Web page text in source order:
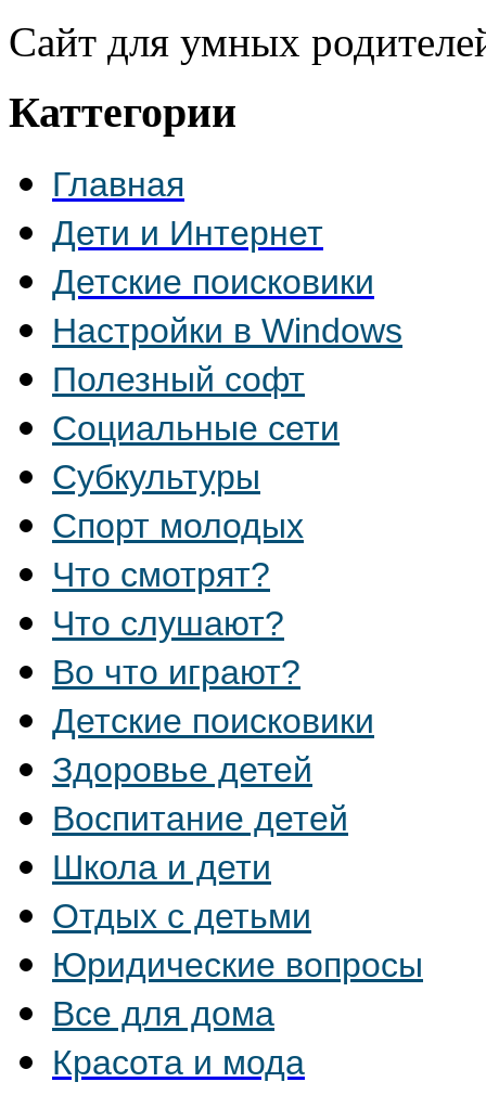
Сайт для умных
Каттегории
Главная
Дети и Интернет
Детские поисковики
Настройки в Windows
Полезный софт
Социальные сети
Субкультуры
Спорт молодых
Что смотрят?
Что слушают?
Во что играют?
Детские поисковики
Здоровье детей
Воспитание детей
Школа и дети
Отдых с детьми
Юридические вопросы
Все для дома
Красота и мода